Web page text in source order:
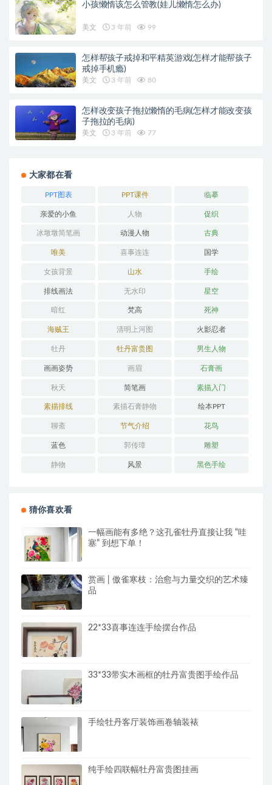
小孩懒惰该怎么管教(娃儿懒惰怎么办)
美文 3 年前 99
怎样帮孩子戒掉和平精英游戏(怎样才能帮孩子
戒掉手机瘾)
美文 3 年前 80
怎样改变孩子拖拉懒惰的毛病(怎样才能改变孩
子拖拉的毛病)
美文 3 年前 77
大家都在看
PPT图表 PPT课件 临摹
亲爱的小鱼 人物 促织
冰墩墩简笔画 动漫人物 古典
唯美 喜事连连 国学
女孩背景 山水 手绘
排线画法 无水印 星空
暗红 梵高 死神
海贼王 清明上河图 火影忍者
牡丹 牡丹富贵图 男生人物
画画姿势 画眉 石膏画
秋天 简笔画 素描入门
素描排线 素描石膏静物 绘本PPT
聊斋 节气介绍 花鸟
蓝色 郭传璋 雕塑
静物 风景 黑色手绘
猜你喜欢看
一幅画能有多绝？这孔雀牡丹直接让我 “哇
塞” 到想下单！
赏画 | 傲雀寒枝：治愈与力量交织的艺术臻
品
22*33喜事连连手绘摆台作品
33*33带实木画框的牡丹富贵图手绘作品
手绘牡丹客厅装饰画卷轴装裱
纯手绘四联幅牡丹富贵图挂画